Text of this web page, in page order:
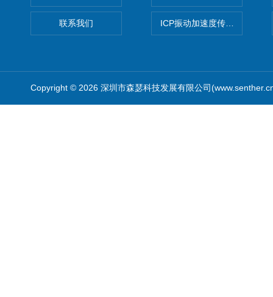
联系我们 ICP振动加速度传感器
Copyright © 2026 深圳市森瑟科技发展有限公司